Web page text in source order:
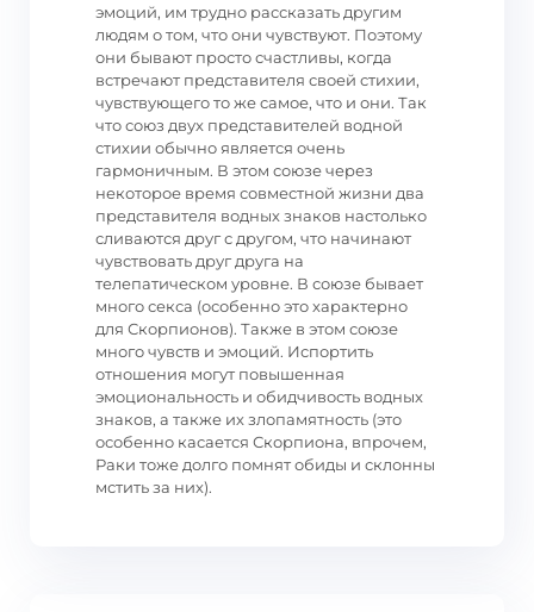
эмоций, им трудно рассказать другим
людям о том, что они чувствуют. Поэтому
они бывают просто счастливы, когда
встречают представителя своей стихии,
чувствующего то же самое, что и они. Так
что союз двух представителей водной
стихии обычно является очень
гармоничным. В этом союзе через
некоторое время совместной жизни два
представителя водных знаков настолько
сливаются друг с другом, что начинают
чувствовать друг друга на
телепатическом уровне. В союзе бывает
много секса (особенно это характерно
для Скорпионов). Также в этом союзе
много чувств и эмоций. Испортить
отношения могут повышенная
эмоциональность и обидчивость водных
знаков, а также их злопамятность (это
особенно касается Скорпиона, впрочем,
Раки тоже долго помнят обиды и склонны
мстить за них).